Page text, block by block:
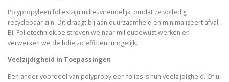
Polypropyleen folies zijn milieuvriendelijk, omdat ze volledig
recyclebaar zijn. Dit draagt bij aan duurzaamheid en minimaliseert afval.
Bij Folietechniek.be streven we naar milieubewust werken en
verwerken we de folie zo efficiënt mogelijk.
Veelzijdigheid in Toepassingen
Een ander voordeel van polypropyleen folies is hun veelzijdigheid. Of u